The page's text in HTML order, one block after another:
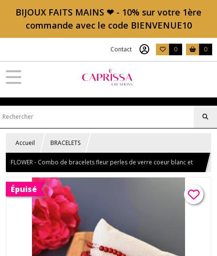
BIJOUX FAITS MAINS ❤ - 10% sur votre 1ère
commande avec le code BIENVENUE10
Contact 0 0
Accueil BRACELETS
FLOWER - Combo de bracelets fleur perles de verre coeur blanc et
rouge
Épuisé